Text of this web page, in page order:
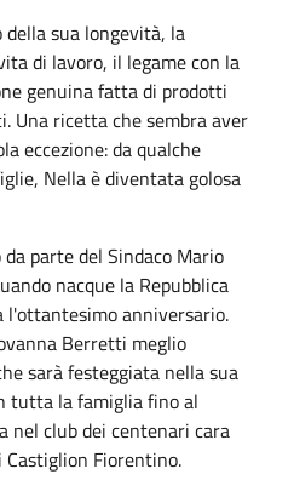
sua longevità, la
di lavoro, il legame con la
genuina fatta di prodotti
Una ricetta che sembra aver
eccezione: da qualche
Nella è diventata golosa
parte del Sindaco Mario
nacque la Repubblica
l'ottantesimo anniversario.
Berretti meglio
sarà festeggiata nella sua
tutta la famiglia fino al
nel club dei centenari cara
Castiglion Fiorentino.